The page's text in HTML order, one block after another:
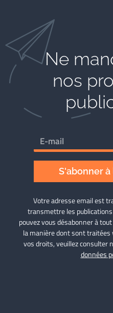
Ne
nos
S'abonner
Votre adresse email est
transmettre les
pouvez vous désabonner à
la manière dont sont traitées
vos droits, veuillez consulter
données